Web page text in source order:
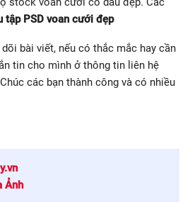
tập PSD voan cưới đẹp
bài viết, nếu có thắc mắc hay cần
tin cho mình ở thông tin liên hệ
các bạn thành công và có nhiều
Ảnh